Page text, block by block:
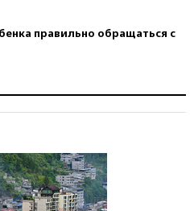
правильно обращаться с